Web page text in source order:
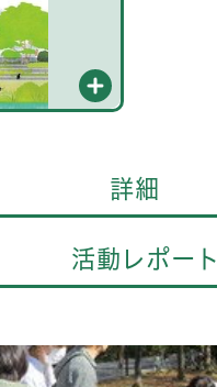
詳細
活動レポート